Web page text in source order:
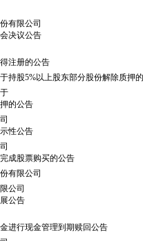
有限公司
决议公告
注册的公告
持股5%以上股东部分股份解除质押
的公告
性公告
成股票购买的公告
有限公司
公司
公告
进行现金管理到期赎回公告